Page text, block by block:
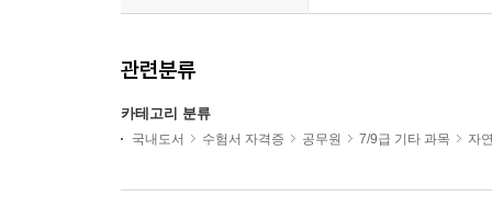
관련분류
카테고리 분류
국내도서 수험서 자격증 공무원 7/9급 기타 과목 자